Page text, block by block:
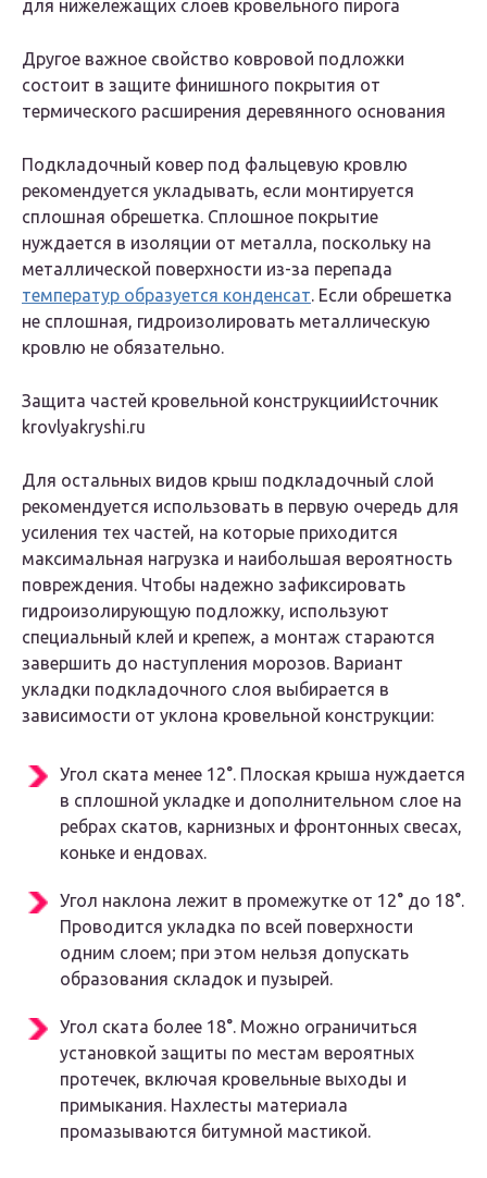
для нижележащих слоев кровельного пирога
Другое важное свойство ковровой подложки
состоит в защите финишного покрытия от
термического расширения деревянного основания
Подкладочный ковер под фальцевую кровлю
рекомендуется укладывать, если монтируется
сплошная обрешетка. Сплошное покрытие
нуждается в изоляции от металла, поскольку на
металлической поверхности из-за перепада
температур образуется конденсат. Если обрешетка
не сплошная, гидроизолировать металлическую
кровлю не обязательно.
Защита частей кровельной конструкцииИсточник
krovlyakryshi.ru
Для остальных видов крыш подкладочный слой
рекомендуется использовать в первую очередь для
усиления тех частей, на которые приходится
максимальная нагрузка и наибольшая вероятность
повреждения. Чтобы надежно зафиксировать
гидроизолирующую подложку, используют
специальный клей и крепеж, а монтаж стараются
завершить до наступления морозов. Вариант
укладки подкладочного слоя выбирается в
зависимости от уклона кровельной конструкции:
Угол ската менее 12°. Плоская крыша нуждается
в сплошной укладке и дополнительном слое на
ребрах скатов, карнизных и фронтонных свесах,
коньке и ендовах.
Угол наклона лежит в промежутке от 12° до 18°.
Проводится укладка по всей поверхности
одним слоем; при этом нельзя допускать
образования складок и пузырей.
Угол ската более 18°. Можно ограничиться
установкой защиты по местам вероятных
протечек, включая кровельные выходы и
примыкания. Нахлесты материала
промазываются битумной мастикой.